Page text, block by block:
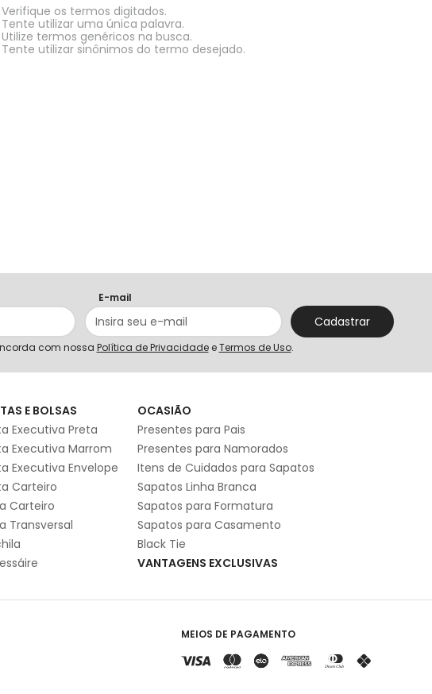
Verifique os termos digitados.
Tente utilizar uma única palavra.
Utilize termos genéricos na busca.
Tente utilizar sinônimos do termo desejado.
E-mail
Cadastrar
com nossa Política de Privacidadee Termos de Uso.
E BOLSAS
Executiva Preta
Executiva Marrom
Executiva Envelope
Carteiro
Carteiro
Transversal
OCASIÃO
Presentes para Pais
Presentes para Namorados
Itens de Cuidados para Sapatos
Sapatos Linha Branca
Sapatos para Formatura
Sapatos para Casamento
Black Tie
VANTAGENS EXCLUSIVAS
MEIOS DE PAGAMENTO